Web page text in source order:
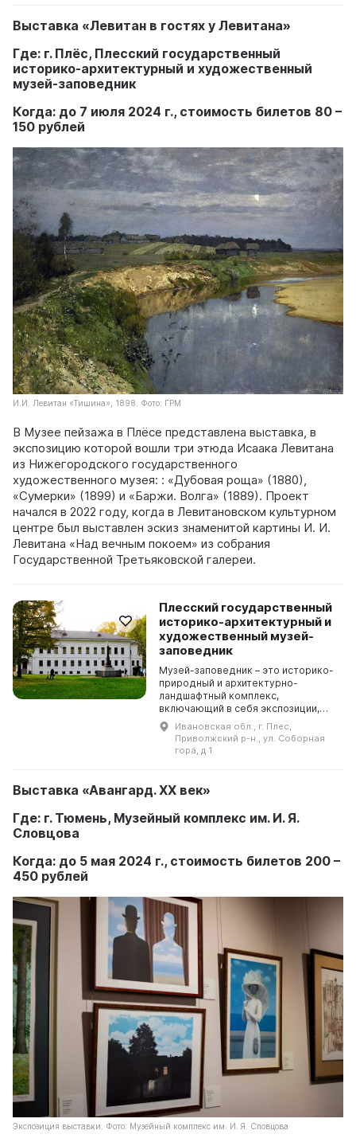
Выставка «Левитан в гостях у Левитана»
Где: г. Плёс, Плесский государственный
историко-архитектурный и художественный
музей-заповедник
Когда: до 7 июля 2024 г., стоимость билетов 80 –
150 рублей
И.И. Левитан «Тишина», 1898. Фото: ГРМ
В Музее пейзажа в Плёсе представлена выставка, в
экспозицию которой вошли три этюда Исаака Левитана
из Нижегородского государственного
художественного музея: : «Дубовая роща» (1880),
«Сумерки» (1899) и «Баржи. Волга» (1889). Проект
начался в 2022 году, когда в Левитановском культурном
центре был выставлен эскиз знаменитой картины И. И.
Левитана «Над вечным покоем» из собрания
Государственной Третьяковской галереи.
Плесский государственный
историко-архитектурный и
художественный музей-
заповедник
Музей-заповедник – это историко-
природный и архитектурно-
ландшафтный комплекс,
включающий в себя экспозиции,
памятники истории, культуры и
природы. Особенностью этого
места является неповторимый
Ивановская обл., г. Плес,
Приволжский р-н., ул. Соборная
гора, д 1
Выставка «Авангард. XX век»
Где: г. Тюмень, Музейный комплекс им. И. Я.
Словцова
Когда: до 5 мая 2024 г., стоимость билетов 200 –
450 рублей
Экспозиция выставки. Фото: Музейный комплекс им. И. Я. Словцова